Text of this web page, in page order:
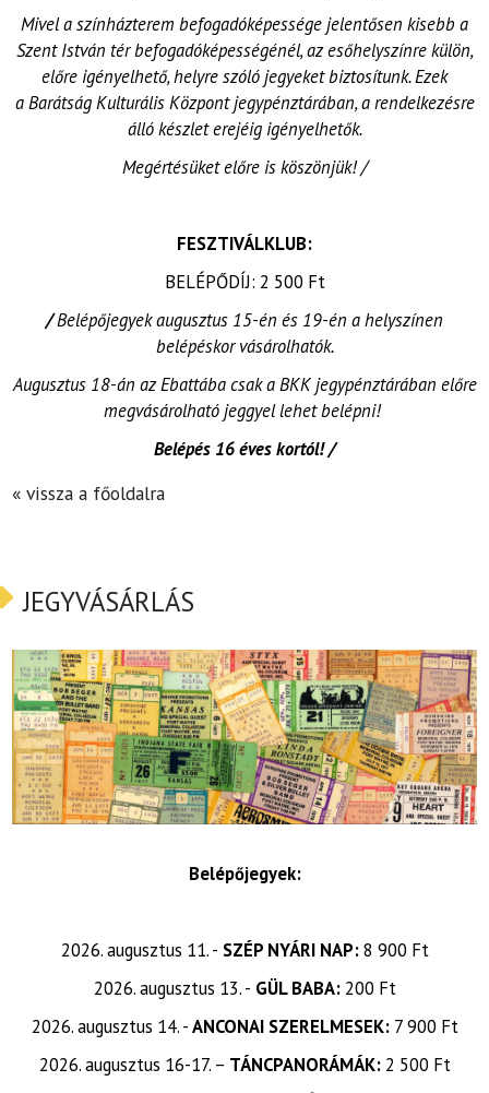
Mivel a színházterem befogadóképessége jelentősen kisebb a
Szent István tér befogadóképességénél, az esőhelyszínre külön,
előre igényelhető, helyre szóló jegyeket biztosítunk. Ezek
a Barátság Kulturális Központ jegypénztárában, a rendelkezésre
álló készlet erejéig igényelhetők.
Megértésüket előre is köszönjük! /
FESZTIVÁLKLUB:
BELÉPŐDÍJ: 2 500 Ft
/Belépőjegyek augusztus 15-én és 19-én a helyszínen
belépéskor vásárolhatók.
Augusztus 18-án az Ebattába csak a BKK jegypénztárában előre
megvásárolható jeggyel lehet belépni!
Belépés 16 éves kortól! /
« vissza a főoldalra
JEGYVÁSÁRLÁS
Belépőjegyek:
2026. augusztus 11. - SZÉP NYÁRI NAP:8 900 Ft
2026. augusztus 13. - GÜL BABA:200 Ft
2026. augusztus 14. -ANCONAI SZERELMESEK: 7 900 Ft
2026. augusztus 16-17. – TÁNCPANORÁMÁK:2 500 Ft